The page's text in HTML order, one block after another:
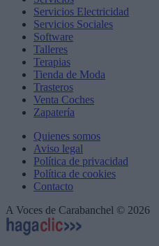
Servicios Electricidad
Servicios Sociales
Software
Talleres
Terapias
Tienda de Moda
Trasteros
Venta Coches
Zapatería
Quienes somos
Aviso legal
Política de privacidad
Política de cookies
Contacto
A Voces de Carabanchel © 2026